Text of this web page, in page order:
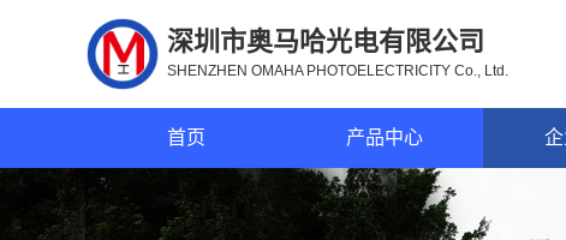
深圳市奥马哈光电有限公司
SHENZHEN OMAHA PHOTOELECTRICITY Co., Ltd.
首页 产品中心